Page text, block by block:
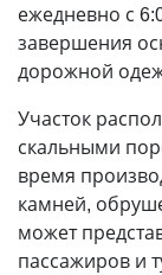
ежедневно с
завершения
дорожной
Участок
скальными
время
камней,
может
пассажиров и